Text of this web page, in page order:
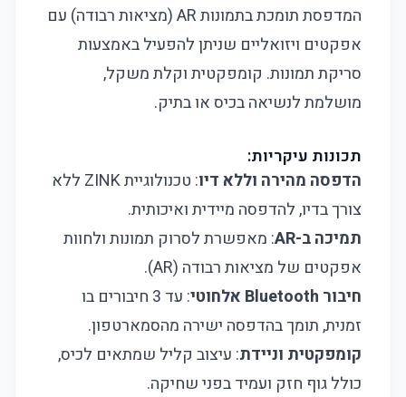
המדפסת תומכת בתמונות AR (מציאות רבודה) עם
אפקטים ויזואליים שניתן להפעיל באמצעות
סריקת תמונות. קומפקטית וקלת משקל,
מושלמת לנשיאה בכיס או בתיק.
תכונות עיקריות:
הדפסה מהירה וללא דיו
: טכנולוגיית ZINK ללא
צורך בדיו, להדפסה מיידית ואיכותית.
תמיכה ב-AR
: מאפשרת לסרוק תמונות ולחוות
אפקטים של מציאות רבודה (AR).
חיבור Bluetooth אלחוטי
: עד 3 חיבורים בו
זמנית, תומך בהדפסה ישירה מהסמארטפון.
קומפקטית וניידת: עיצוב קליל שמתאים לכיס,
כולל גוף חזק ועמיד בפני שחיקה.